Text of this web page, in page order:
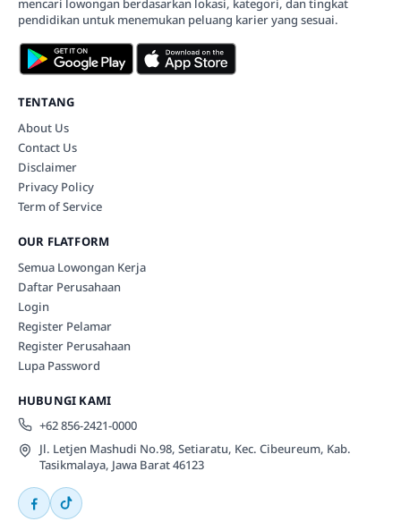
mencari lowongan berdasarkan lokasi, kategori, dan tingkat
pendidikan untuk menemukan peluang karier yang sesuai.
TENTANG
About Us
Contact Us
Disclaimer
Privacy Policy
Term of Service
OUR FLATFORM
Semua Lowongan Kerja
Daftar Perusahaan
Login
Register Pelamar
Register Perusahaan
Lupa Password
HUBUNGI KAMI
+62 856-2421-0000
Jl. Letjen Mashudi No.98, Setiaratu, Kec. Cibeureum, Kab.
Tasikmalaya, Jawa Barat 46123